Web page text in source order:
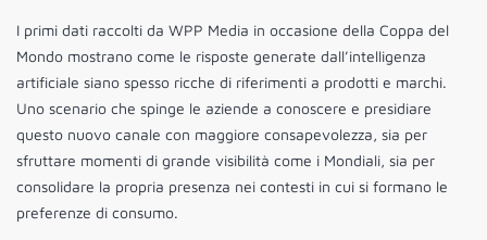
I primi dati raccolti da WPP Media in occasione della Coppa del
Mondo mostrano come le risposte generate dall’intelligenza
artificiale siano spesso ricche di riferimenti a prodotti e marchi.
Uno scenario che spinge le aziende a conoscere e presidiare
questo nuovo canale con maggiore consapevolezza, sia per
sfruttare momenti di grande visibilità come i Mondiali, sia per
consolidare la propria presenza nei contesti in cui si formano le
preferenze di consumo.